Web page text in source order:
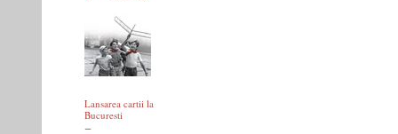
Lansarea cartii la
Bucuresti